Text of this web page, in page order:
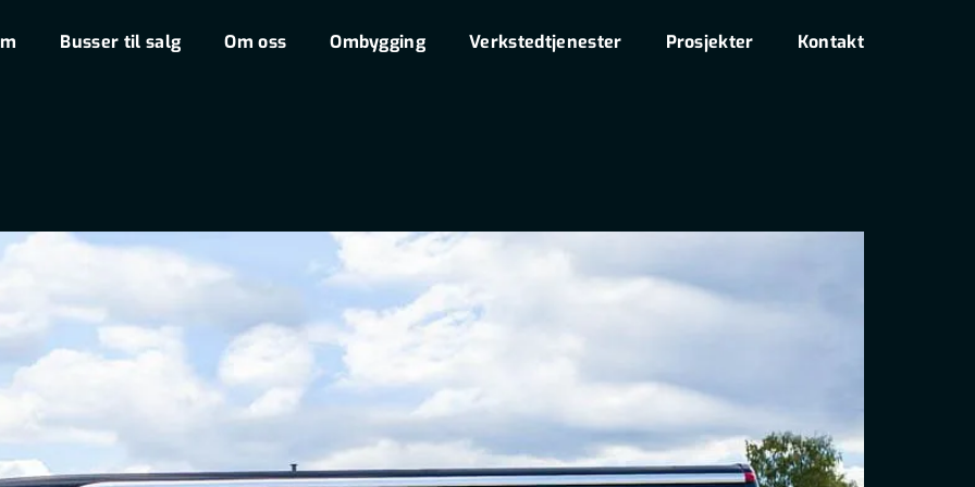
Busser til salg Om oss Ombygging Verkstedtjenester Prosjekter Kontakt